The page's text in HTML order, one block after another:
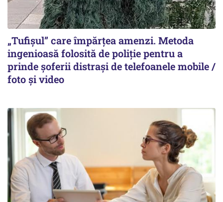
„Tufișul” care împărțea amenzi. Metoda
ingenioasă folosită de poliție pentru a
prinde șoferii distrași de telefoanele mobile /
foto și video